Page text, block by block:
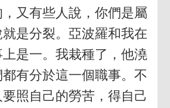
又有些人說，你們是屬
是分裂。亞波羅和我在
是一。我栽種了，他澆
有分於這一個職事。不
照自己的勞苦，得自己